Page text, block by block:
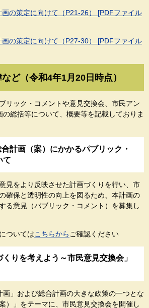
の策定に向けて（P21-26） [PDFファイル
の策定に向けて（P27-30） [PDFファイル
ど（令和4年1月20日時点）
リック・コメントや意見交換会、市民アン
総括等について、概要等を記載しておりま
計画（案）にかかるパブリック・
て
見をより反映させた計画づくりを行い、市
確保と透明性の向上を図るため、本計画の
る意見（パブリック・コメント）を募集し
ついてはこちらから ご確認ください
くりを考えよう～市民意見交換会」
」および総合計画の大きな政策の一つとな
）」をテーマに、市民意見交換会を開催し